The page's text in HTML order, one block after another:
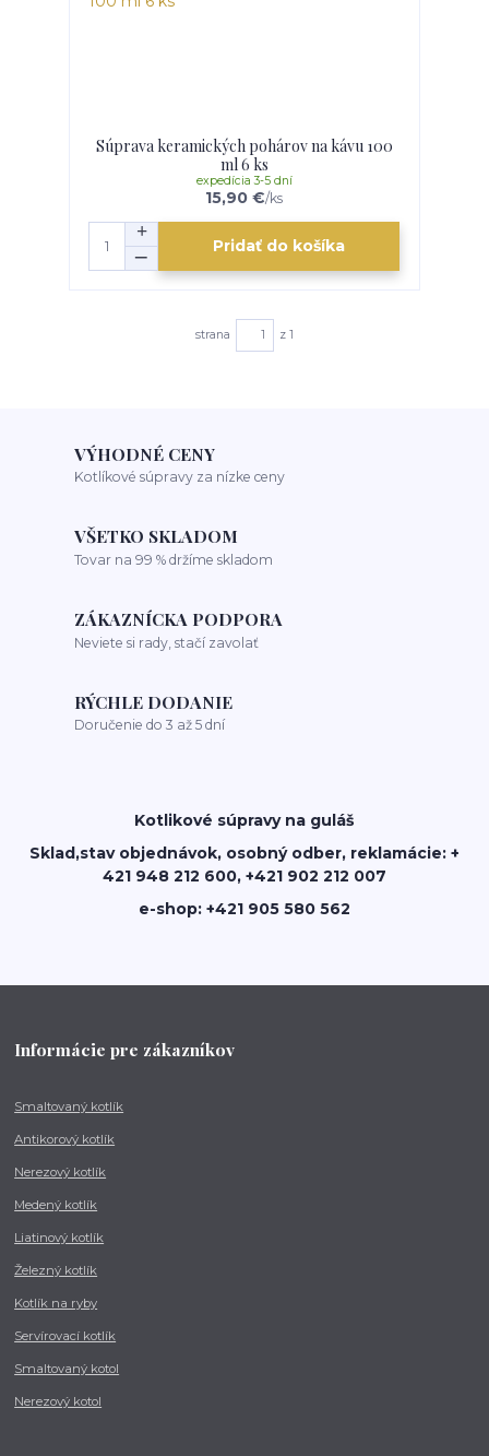
Súprava keramických pohárov na kávu 100
ml 6 ks
15,90 €/ks
expedícia 3-5 dní
Pridať do košíka
strana z 1
VÝHODNÉ CENY
Kotlíkové súpravy za nízke ceny
VŠETKO SKLADOM
Tovar na 99 % držíme skladom
ZÁKAZNÍCKA PODPORA
Neviete si rady, stačí zavolať
RÝCHLE DODANIE
Doručenie do 3 až 5 dní
Kotlikové súpravy na guláš
Sklad,stav objednávok, osobný odber, reklamácie: +
421 948 212 600, +421 902 212 007
e-shop: +421 905 580 562
Informácie pre zákazníkov
Smaltovaný kotlík
Antikorový kotlík
Nerezový kotlík
Medený kotlík
Liatinový kotlík
Železný kotlík
Kotlík na ryby
Servírovací kotlík
Smaltovaný kotol
Nerezový kotol